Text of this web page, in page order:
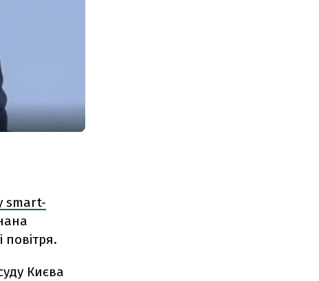
smart-
Києва